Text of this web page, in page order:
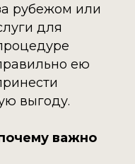
рубежом или
для
ею
выгоду.
важно